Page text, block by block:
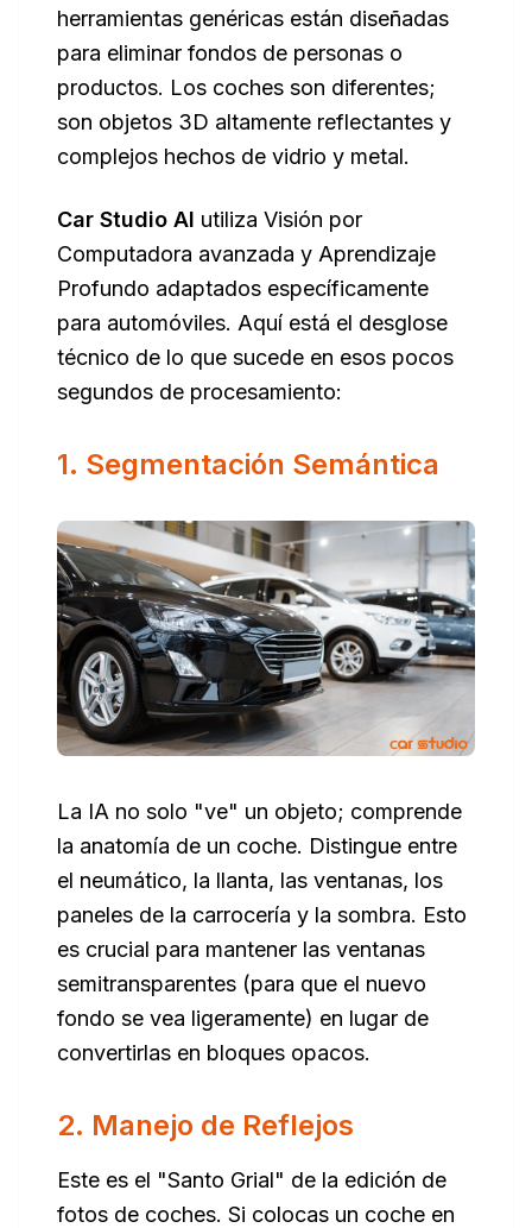
herramientas genéricas están diseñadas
para eliminar fondos de personas o
productos. Los coches son diferentes;
son objetos 3D altamente reflectantes y
complejos hechos de vidrio y metal.
Car Studio AI utiliza Visión por
Computadora avanzada y Aprendizaje
Profundo adaptados específicamente
para automóviles. Aquí está el desglose
técnico de lo que sucede en esos pocos
segundos de procesamiento:
1. Segmentación Semántica
La IA no solo "ve" un objeto; comprende
la anatomía de un coche. Distingue entre
el neumático, la llanta, las ventanas, los
paneles de la carrocería y la sombra. Esto
es crucial para mantener las ventanas
semitransparentes (para que el nuevo
fondo se vea ligeramente) en lugar de
convertirlas en bloques opacos.
2. Manejo de Reflejos
Este es el "Santo Grial" de la edición de
fotos de coches. Si colocas un coche en